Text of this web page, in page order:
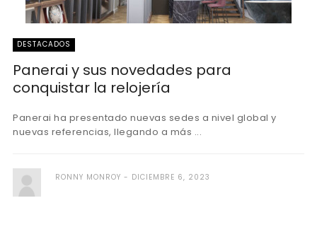
DESTACADOS
Panerai y sus novedades para
conquistar la relojería
Panerai ha presentado nuevas sedes a nivel global y
nuevas referencias, llegando a más ...
RONNY MONROY DICIEMBRE 6, 2023